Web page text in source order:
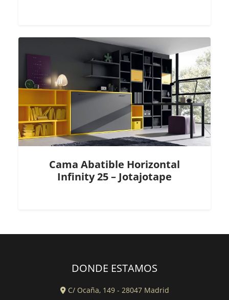
Cama Abatible Horizontal
Infinity 25 – Jotajotape
DONDE ESTAMOS
C/ Ocaña, 149 - 28047 Madrid